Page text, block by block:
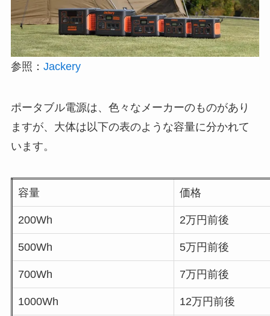
参照： Jackery
ポータブル電源は、色々なメーカーのものがあり
ますが、大体は以下の表のような容量に分かれて
います。
容量 価格
200Wh 2万円前後
500Wh 5万円前後
700Wh 7万円前後
1000Wh 12万円前後